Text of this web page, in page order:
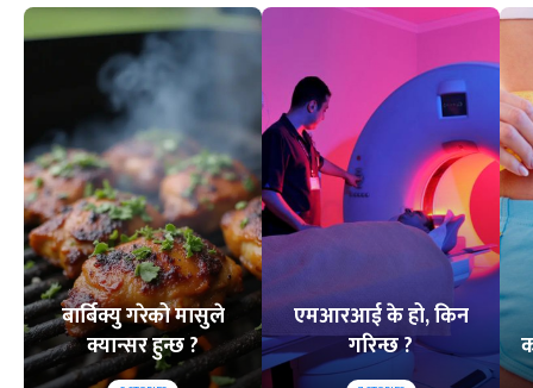
बार्बिक्यु गरेको मासुले
क्यान्सर हुन्छ ?
एमआरआई के हो, किन
गरिन्छ ?